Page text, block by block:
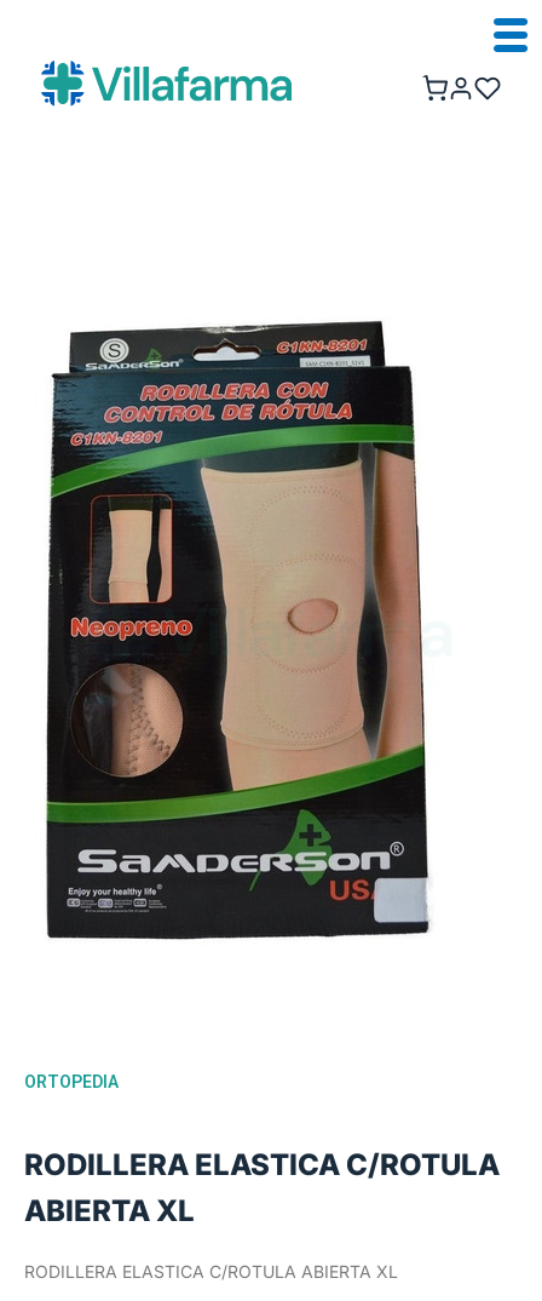
ORTOPEDIA
RODILLERA ELASTICA C/ROTULA
ABIERTA XL
RODILLERA ELASTICA C/ROTULA ABIERTA XL